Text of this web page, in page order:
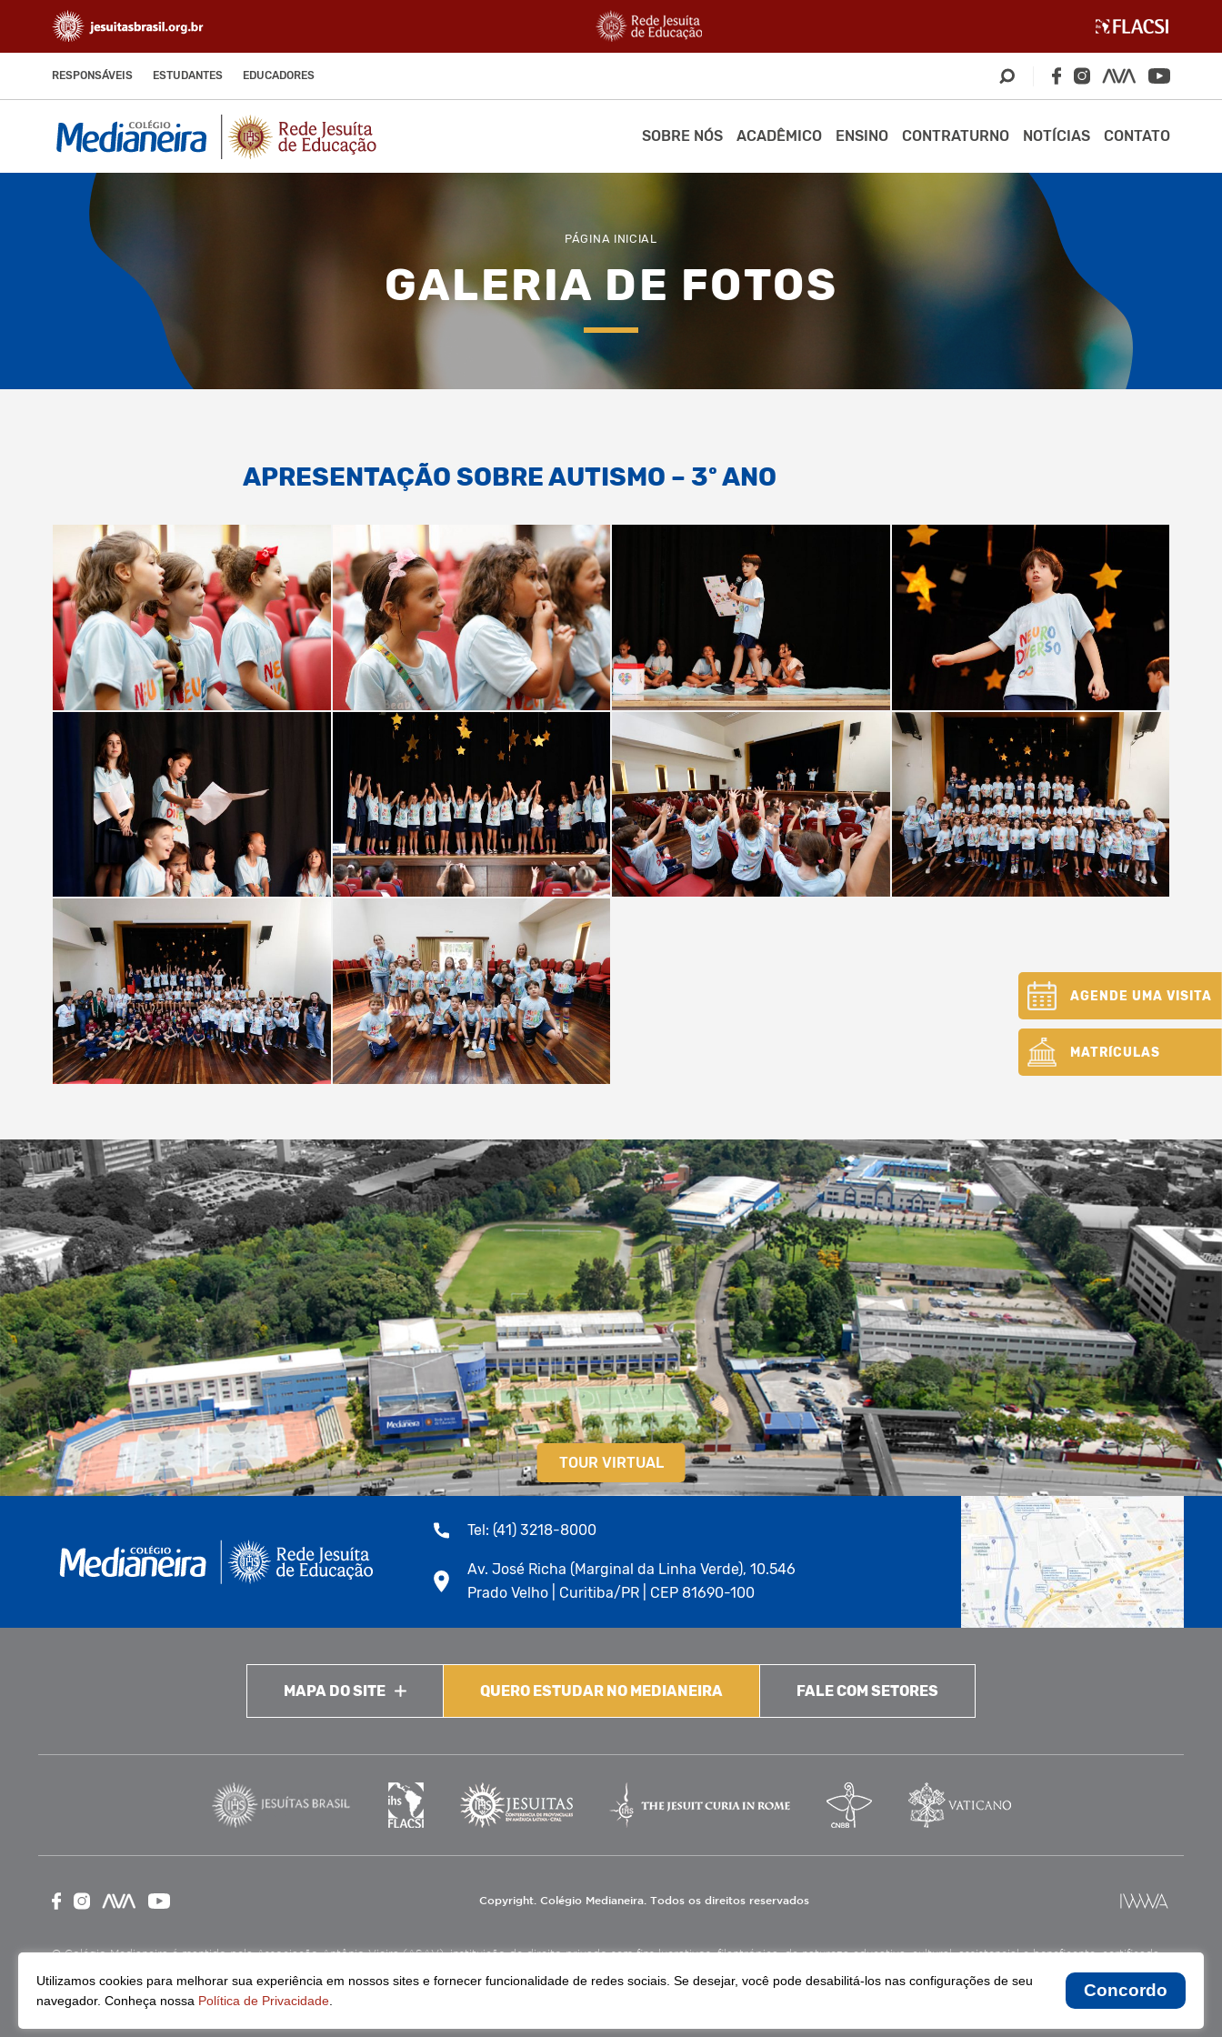
RESPONSÁVEIS ESTUDANTES EDUCADORES
SOBRE NÓS ACADÊMICO ENSINO CONTRATURNO NOTÍCIAS CONTATO
PÁGINA INICIAL
GALERIA DE FOTOS
APRESENTAÇÃO SOBRE AUTISMO – 3º ANO
AGENDE UMA VISITA
MATRÍCULAS
TOUR VIRTUAL
Tel: (41) 3218-8000
Av. José Richa (Marginal da Linha Verde), 10.546
Prado Velho | Curitiba/PR | CEP 81690-100
MAPA DO SITE QUERO ESTUDAR NO MEDIANEIRA FALE COM SETORES
Copyright. Colégio Medianeira. Todos os direitos reservados
O Colégio Medianeira é mantido pela Associação Antônio Vieira (ASAV), instituição de direito privado sem fins lucrativos, filantrópica, de natureza educativa, cultural, assistencial e beneficente, certificada
Continue lendo
Utilizamos cookies para melhorar sua experiência em nossos sites e fornecer funcionalidade de redes sociais. Se desejar, você pode desabilitá-los nas configurações de seu
navegador. Conheça nossa Política de Privacidade
Concordo